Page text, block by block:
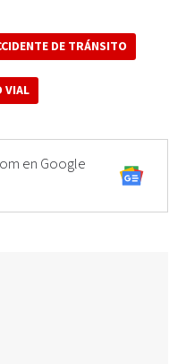
DE TRÁNSITO
VIAL
en Google